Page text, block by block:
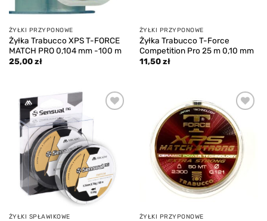
ŻYŁKI PRZYPONOWE
Żyłka Trabucco XPS T-FORCE
MATCH PRO 0,104 mm -100 m
25,00zł
ŻYŁKI PRZYPONOWE
Żyłka Trabucco T-Force
Competition Pro 25 m 0,10 mm
11,50zł
ŻYŁKI SPŁAWIKOWE
Add to
wishlist
ŻYŁKI PRZYPONOWE